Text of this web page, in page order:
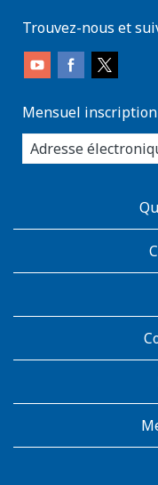
Trouvez-nous et
Mensuel
enter
you
email